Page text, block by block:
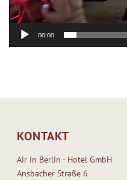
00:00
KONTAKT
Air in Berlin - Hotel GmbH
Ansbacher Straße 6